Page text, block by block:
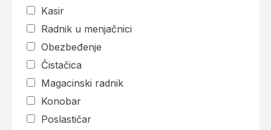
Kasir
Radnik u menjačnici
Obezbeđenje
Čistačica
Magacinski radnik
Konobar
Poslastičar